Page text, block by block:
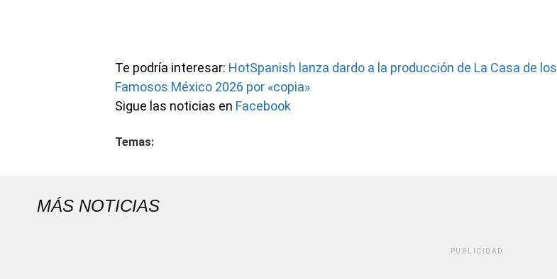
Te podría interesar: HotSpanish lanza dardo a la producción de La Casa de los
Famosos México 2026 por «copia»
Sigue las noticias en Facebook
Temas:
MÁS NOTICIAS
PUBLICIDAD